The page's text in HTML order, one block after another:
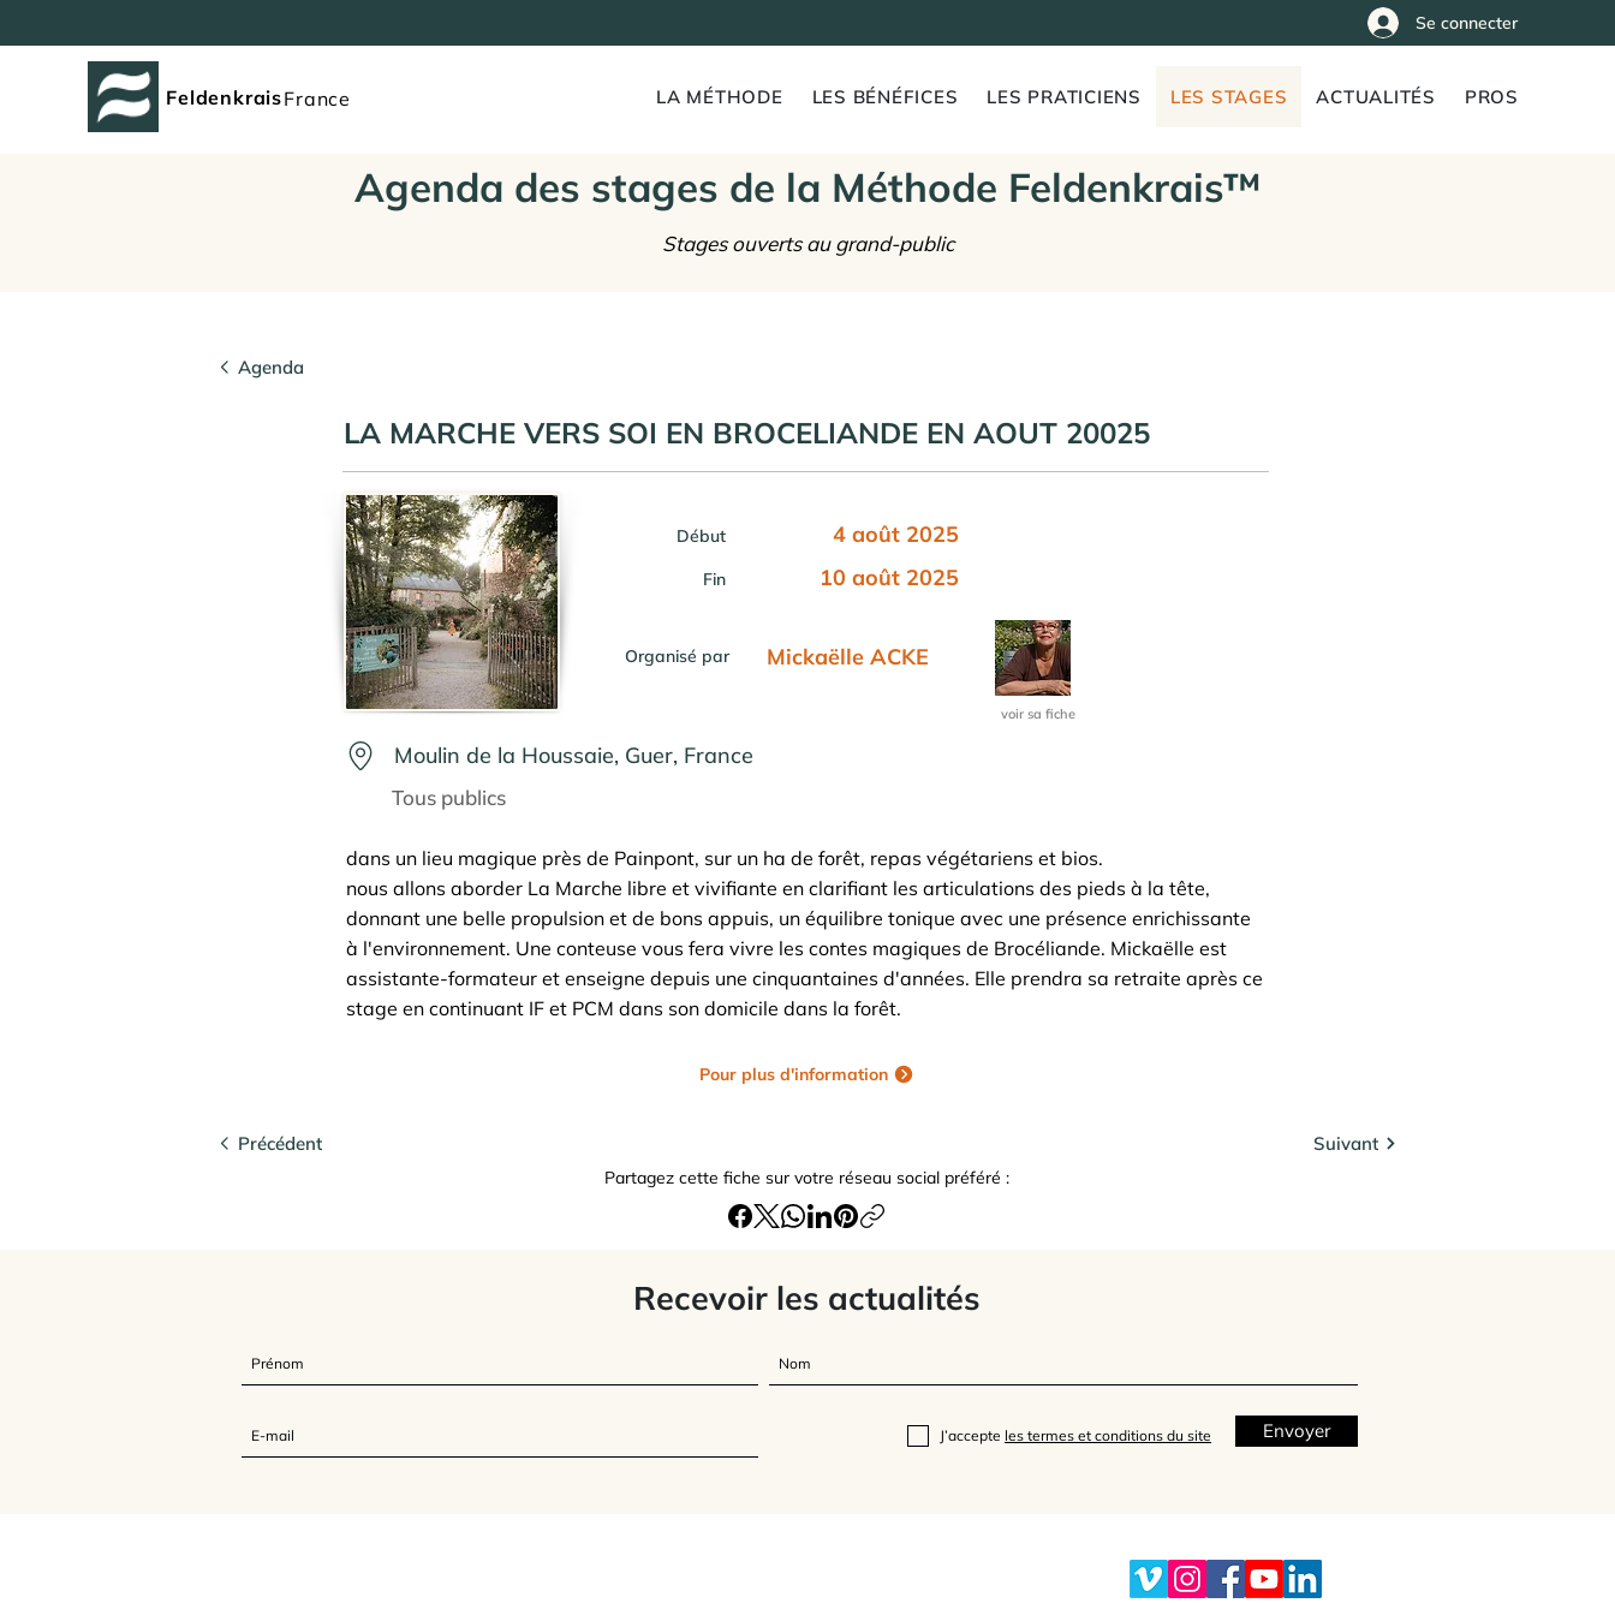
Se connecter
FeldenkraisFrance LA MÉTHODE LES BÉNÉFICES LES PRATICIENS LES STAGES ACTUALITÉS PROS
Agenda des stages de la Méthode Feldenkrais™
Stages ouverts au grand-public
Agenda
LA MARCHE VERS SOI EN BROCELIANDE EN AOUT 20025
Début 4 août 2025
Fin 10 août 2025
Organisé par Mickaëlle ACKE
voir sa fiche
Moulin de la Houssaie, Guer, France
Tous publics
dans un lieu magique près de Painpont, sur un ha de forêt, repas végétariens et bios.
nous allons aborder La Marche libre et vivifiante en clarifiant les articulations des pieds à la tête,
donnant une belle propulsion et de bons appuis, un équilibre tonique avec une présence enrichissante
à l'environnement. Une conteuse vous fera vivre les contes magiques de Brocéliande. Mickaëlle est
assistante-formateur et enseigne depuis une cinquantaines d'années. Elle prendra sa retraite après ce
stage en continuant IF et PCM dans son domicile dans la forêt.
Pour plus d'information
Précédent
Partagez cette fiche sur votre réseau social préféré :
Suivant
Recevoir les actualités
J’accepte les termes et conditions du site Envoyer